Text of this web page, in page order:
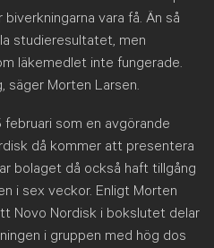
vara få. Än så
studieresultatet, men
läkemedlet inte fungerade.
säger Morten Larsen.
som en avgörande
då kommer att presentera
bolaget då också haft tillgång
i sex veckor. Enligt Morten
Novo Nordisk i bokslutet delar
i gruppen med hög dos